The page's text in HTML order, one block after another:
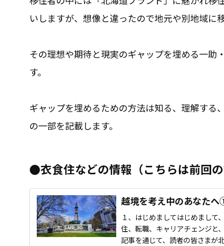
いしますが、想像と違ったので地元や別地域に
その理想や期待と現実のギャップを埋める一助
す。
ギャップを埋めるための方法は知る、理解する
の一部を記載します。
●衣食住などの情報（こちらは前回の
越境を考え中のあなた
１、はじめましてはじめまして
住、転職、キャリアチェンジと
記事を通じて、読者の皆さまが